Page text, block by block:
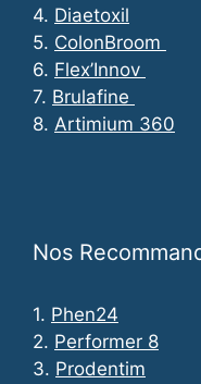
4. Diaetoxil
5. ColonBroom
6. Flex’Innov
7. Brulafine
8. Artimium 360
Nos
1. Phen24
2. Performer 8
3. Prodentim